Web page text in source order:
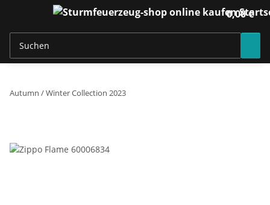
0,00 €
Autumn / Winter Collection 2023